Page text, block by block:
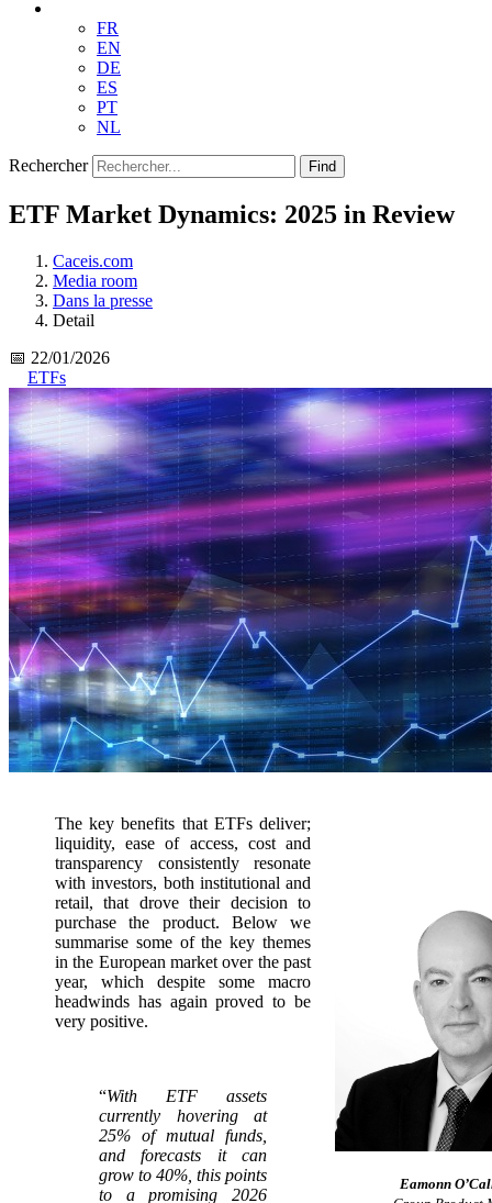
FR
EN
DE
ES
PT
NL
Rechercher Find
ETF Market Dynamics: 2025 in Review
Caceis.com
Media room
Dans la presse
Detail
📅 22/01/2026
ETFs
The key benefits that ETFs deliver;
liquidity, ease of access, cost and
transparency consistently resonate
with investors, both institutional and
retail, that drove their decision to
purchase the product. Below we
summarise some of the key themes
in the European market over the past
year, which despite some macro
headwinds has again proved to be
very positive.
“With ETF assets
currently hovering at
25% of mutual funds,
and forecasts it can
grow to 40%, this points
to a promising 2026
Eamonn